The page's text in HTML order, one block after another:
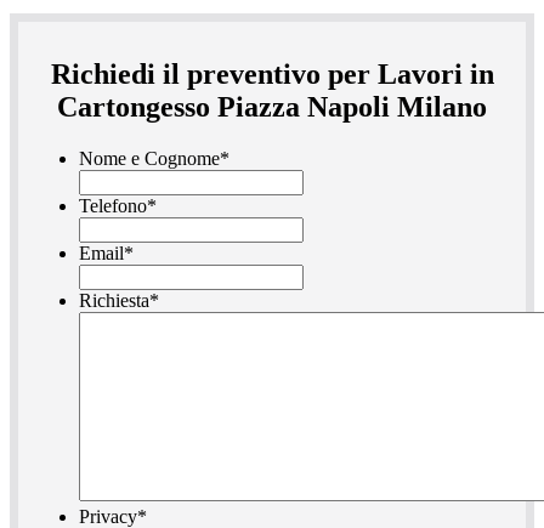
Richiedi il preventivo per Lavori in
Cartongesso Piazza Napoli Milano
Nome e Cognome*
Telefono*
Email*
Richiesta*
Privacy*